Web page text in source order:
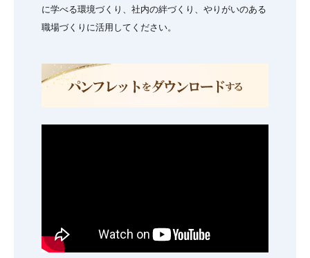
に学べる環境づくり、社内の絆づくり、やりがいのある
職場づくりに活用してください。